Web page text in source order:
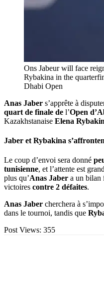
Ons Jabeur will face
Rybakina in the
Dhabi Open
Anas Jaber s’apprête à
quart de finale de l’Open
Kazakhstanaise Elena
Jaber et Rybakina
Le coup d’envoi sera donné
tunisienne, et l’attente est
plus qu’Anas Jaber a un bilan
victoires contre 2 défaites.
Anas Jaber cherchera à
dans le tournoi, tandis que
Post Views: 355